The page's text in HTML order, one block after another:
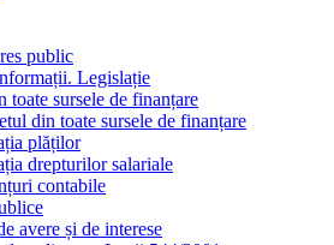
public
Legislație
toate sursele de finanțare
din toate sursele de finanțare
plăților
drepturilor salariale
contabile
avere și de interese